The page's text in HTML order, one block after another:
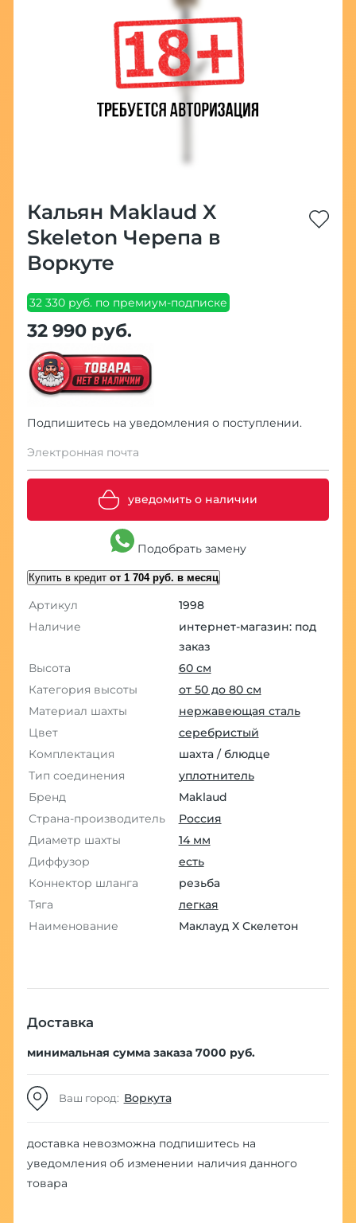
Кальян Maklaud X
Skeleton Черепа в
Воркуте
32 330 руб. по премиум-подписке
32 990 руб.
Подпишитесь на уведомления о поступлении.
Электронная почта
уведомить о наличии
Подобрать замену
Купить в кредит от 1 704 руб. в месяц
Артикул
1998
Наличие
интернет-магазин: под
заказ
Высота
60 см
Категория высоты
от 50 до 80 см
Материал шахты
нержавеющая сталь
Цвет
серебристый
Комплектация
шахта / блюдце
Тип соединения
уплотнитель
Бренд
Maklaud
Страна-производитель
Россия
Диаметр шахты
14 мм
Диффузор
есть
Коннектор шланга
резьба
Тяга
легкая
Наименование
Маклауд Х Скелетон
Доставка
минимальная сумма заказа 7000 руб.
Ваш город: Воркута
доставка невозможна подпишитесь на
уведомления об изменении наличия данного
товара